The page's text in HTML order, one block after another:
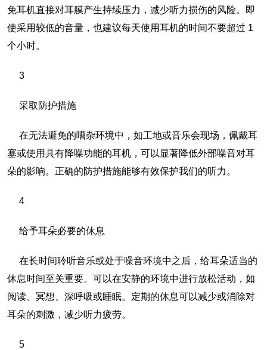
免耳机直接对耳膜产生持续压力，减少听力损伤的风险。即
使采用较低的音量，也建议每天使用耳机的时间不要超过 1
个小时。
3
采取防护措施
在无法避免的嘈杂环境中，如工地或音乐会现场，佩戴耳
塞或使用具有降噪功能的耳机，可以显著降低外部噪音对耳
朵的影响。正确的防护措施能够有效保护我们的听力。
4
给予耳朵必要的休息
在长时间聆听音乐或处于噪音环境中之后，给耳朵适当的
休息时间至关重要。可以在安静的环境中进行放松活动，如
阅读、冥想、深呼吸或睡眠。定期的休息可以减少或消除对
耳朵的刺激，减少听力疲劳。
5